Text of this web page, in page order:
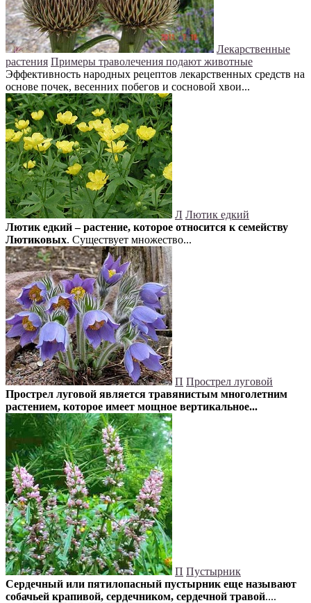
Лекарственные
растения Примеры траволечения подают животные
Эффективность народных рецептов лекарственных средств на
основе почек, весенних побегов и сосновой хвои...
Л Лютик едкий
Лютик едкий – растение, которое относится к семейству
Лютиковых. Существует множество...
П Прострел луговой
Прострел луговой является травянистым многолетним
растением, которое имеет мощное вертикальное...
П Пустырник
Сердечный или пятилопасный пустырник еще называют
собачьей крапивой, сердечником, сердечной травой....